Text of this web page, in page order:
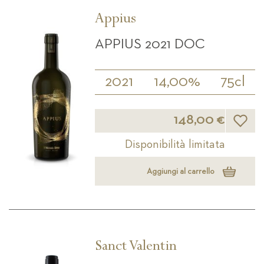
Appius
APPIUS 2021 DOC
2021 14,00% 75cl
148,00 € Lista
Disponibilità limitata
Aggiungi al carrello
Sanct Valentin